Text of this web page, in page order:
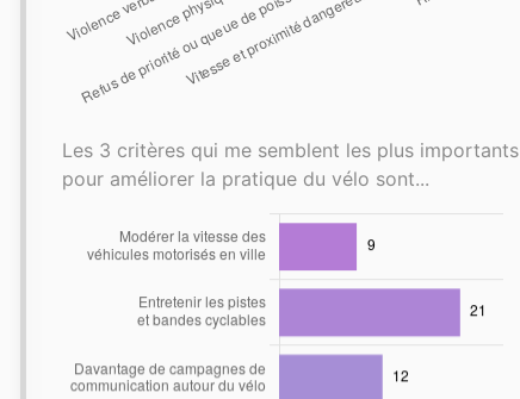
Les 3 critères qui me semblent les plus importants
pour améliorer la pratique du vélo sont...